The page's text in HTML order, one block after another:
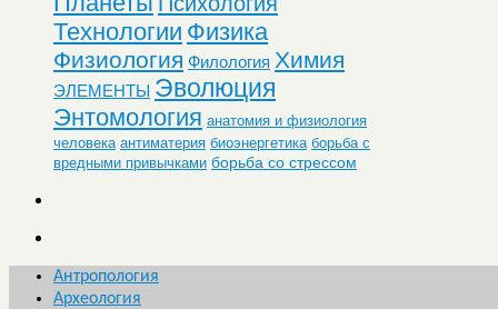
Технологии Физика
Физиология Филология Химия
ЭЛЕМЕНТЫ Эволюция
Энтомология анатомия и физиология
человека антиматерия биоэнергетика борьба с
вредными привычками борьба со стрессом
Антропология
Археология